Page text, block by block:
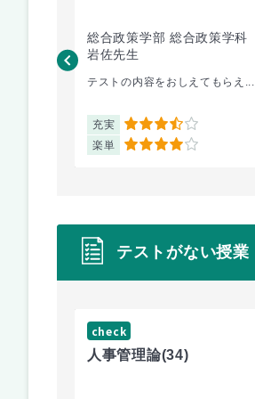
総合政策学部 総合政策学科
岩佐先生
テストの内容をおしえてもらえ...
充実 3.5
楽単 4
テストがない授業
check
人事管理論(34)